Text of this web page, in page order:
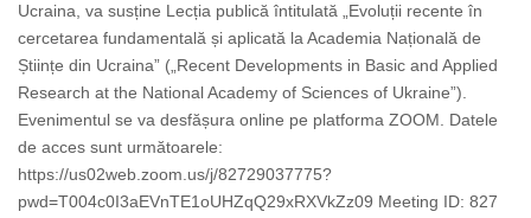
Ucraina, va susține Lecția publică întitulată „Evoluții recente în
cercetarea fundamentală și aplicată la Academia Națională de
Științe din Ucraina” („Recent Developments in Basic and Applied
Research at the National Academy of Sciences of Ukraine”).
Evenimentul se va desfășura online pe platforma ZOOM. Datele
de acces sunt următoarele:
https://us02web.zoom.us/j/82729037775?
pwd=T004c0I3aEVnTE1oUHZqQ29xRXVkZz09 Meeting ID: 827